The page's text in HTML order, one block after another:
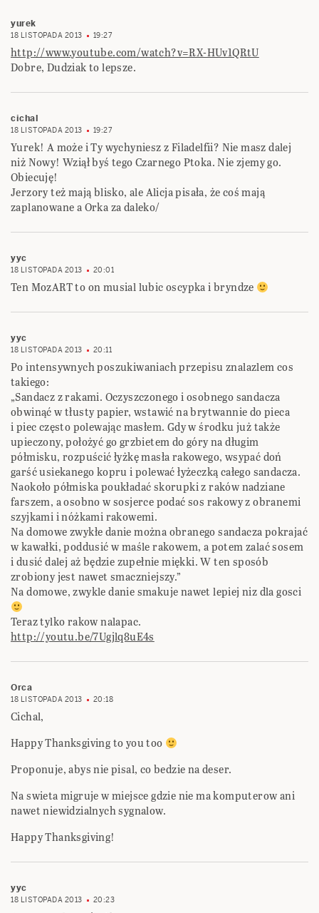
yurek
18 LISTOPADA 2013 19:27
http://www.youtube.com/watch?v=RX-HUv1QRtU
Dobre, Dudziak to lepsze.
cichal
18 LISTOPADA 2013 19:27
Yurek! A może i Ty wychyniesz z Filadelfii? Nie masz dalej
niż Nowy! Wziął byś tego Czarnego Ptoka. Nie zjemy go.
Obiecuję!
Jerzory też mają blisko, ale Alicja pisała, że coś mają
zaplanowane a Orka za daleko/
yyc
18 LISTOPADA 2013 20:01
Ten MozART to on musial lubic oscypka i bryndze
yyc
18 LISTOPADA 2013 20:11
Po intensywnych poszukiwaniach przepisu znalazlem cos
takiego:
„Sandacz z rakami. Oczyszczonego i osobnego sandacza
obwinąć w tłusty papier, wstawić na brytwannie do pieca
i piec często polewając masłem. Gdy w środku już także
upieczony, położyć go grzbietem do góry na długim
półmisku, rozpuścić łyżkę masła rakowego, wsypać doń
garść usiekanego kopru i polewać łyżeczką całego sandacza.
Naokoło półmiska poukładać skorupki z raków nadziane
farszem, a osobno w sosjerce podać sos rakowy z obranemi
szyjkami i nóżkami rakowemi.
Na domowe zwykłe danie można obranego sandacza pokrajać
w kawałki, poddusić w maśle rakowem, a potem zalać sosem
i dusić dalej aż będzie zupełnie miękki. W ten sposób
zrobiony jest nawet smaczniejszy.”
Na domowe, zwykle danie smakuje nawet lepiej niz dla gosci
Teraz tylko rakow nalapac.
http://youtu.be/7Ugjlq8uE4s
Orca
18 LISTOPADA 2013 20:18
Cichal,
Happy Thanksgiving to you too
Proponuje, abys nie pisal, co bedzie na deser.
Na swieta migruje w miejsce gdzie nie ma komputerow ani
nawet niewidzialnych sygnalow.
Happy Thanksgiving!
yyc
18 LISTOPADA 2013 20:23